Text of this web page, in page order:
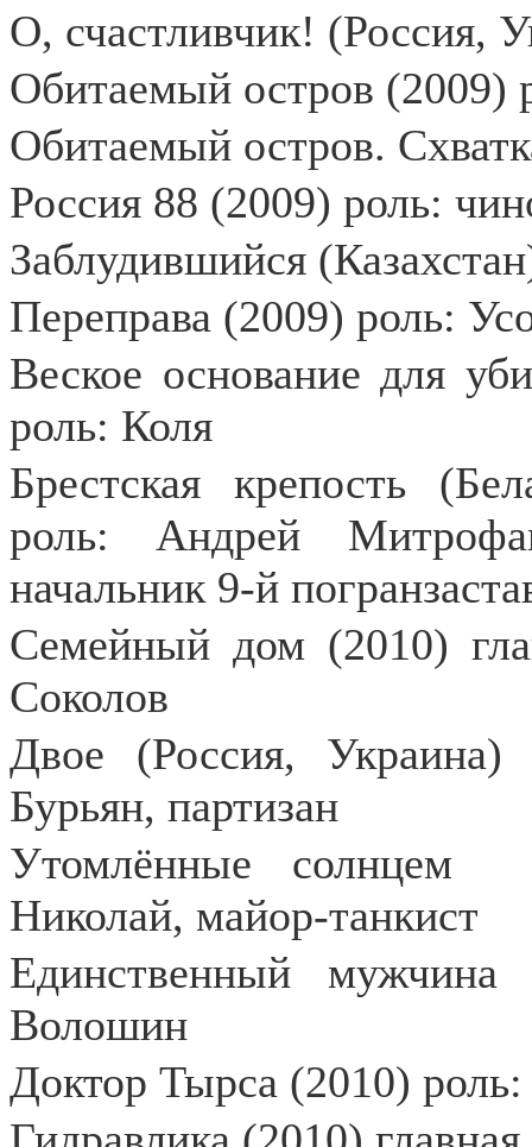
О, счастливчик! (Россия,
Обитаемый остров (2009)
Обитаемый остров.
Россия 88 (2009) роль:
Заблудившийся
Переправа (2009) роль:
Веское основание для
роль: Коля
Брестская крепость
роль: Андрей
начальник 9-й
Семейный дом (2010)
Соколов
Двое (Россия, Украина)
Бурьян, партизан
Утомлённые солнцем
Николай, майор-танкист
Единственный
Волошин
Доктор Тырса (2010)